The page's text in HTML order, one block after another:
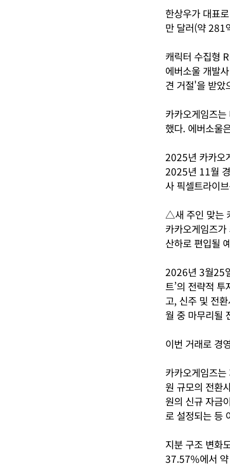
한상우가 대표
만 달러(약 281
캐릭터 수집형
에버소울 개발
견 거절'을 받았
카카오게임즈
했다. 에버소울
2025년 카카오
2025년 11월
사 픽셀트라이
△새 주인 맞는
카카오게임즈
산하로 편입될
2026년 3월25
트’의 전략적
고, 신주 및 전
월 중 마무리될
이번 거래로 경
카카오게임즈
원 규모의 전환
원의 신규 자금
로 설정되는 등
지분 구조 변화
37.57%에서 약